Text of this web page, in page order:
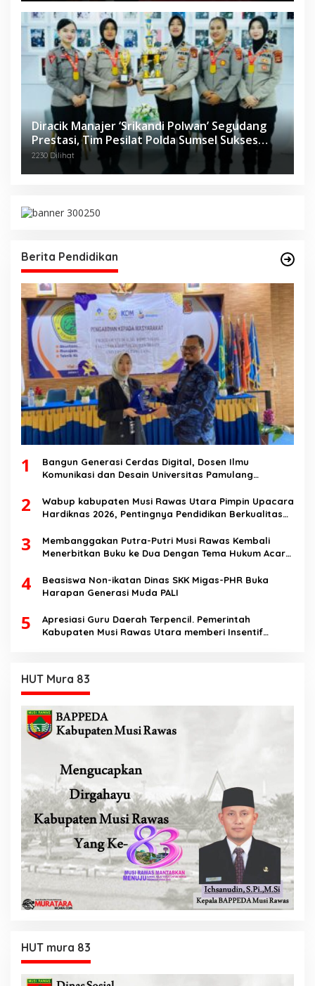
Diracik Manajer ‘Srikandi Polwan’ Segudang
Prestasi, Tim Pesilat Polda Sumsel Sukses
Diajang Kejurnas Menpora Cup II 2024
2230 Dilihat
Berita Pendidikan
1
Bangun Generasi Cerdas Digital, Dosen Ilmu
Komunikasi dan Desain Universitas Pamulang
Speech di SMK Ikhlas Jawilan
2
Wabup kabupaten Musi Rawas Utara Pimpin Upacara
Hardiknas 2026, Pentingnya Pendidikan Berkualitas
3
Membanggakan Putra-Putri Musi Rawas Kembali
Menerbitkan Buku ke Dua Dengan Tema Hukum Acara
4
Beasiswa Non-ikatan Dinas SKK Migas-PHR Buka
Harapan Generasi Muda PALI
5
Apresiasi Guru Daerah Terpencil. Pemerintah
Kabupaten Musi Rawas Utara memberi Insentif
HUT Mura 83
HUT mura 83